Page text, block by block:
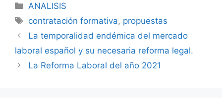
ANALISIS
contratación formativa, propuestas
La temporalidad endémica del mercado
laboral español y su necesaria reforma legal.
La Reforma Laboral del año 2021